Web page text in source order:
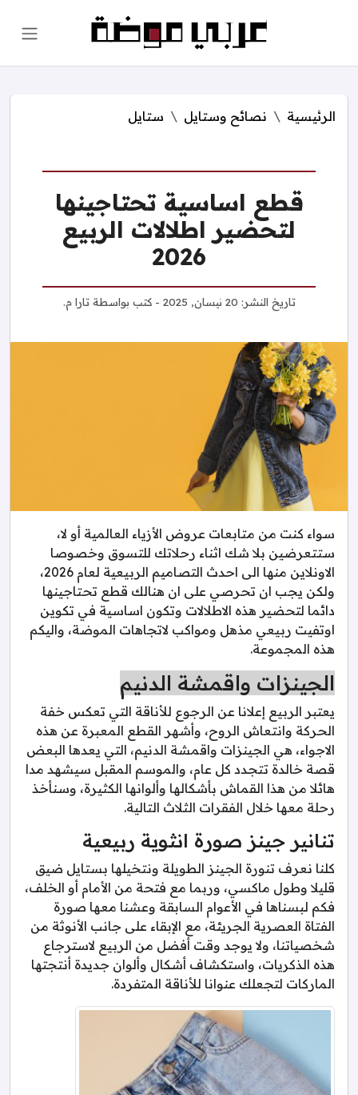
الرئيسية نصائح وستايل ستايل
قطع اساسية تحتاجينها
لتحضير اطلالات الربيع
2026
تاريخ النشر: 20 نيسان, 2025 - كتب بواسطةتارا م.
سواء كنت من متابعات عروض الأزياء العالمية أو لا،
ستتعرضين بلا شك اثناء رحلاتك للتسوق وخصوصا
الاونلاين منها الى احدث التصاميم الربيعية لعام 2026،
ولكن يجب ان تحرصي على ان هنالك قطع تحتاجينها
دائما لتحضير هذه الاطلالات وتكون اساسية في تكوين
اوتفيت ربيعي مذهل ومواكب لاتجاهات الموضة، واليكم
هذه المجموعة.
الجينزات واقمشة الدنيم
يعتبر الربيع إعلانا عن الرجوع للأناقة التي تعكس خفة
الحركة وانتعاش الروح، وأشهر القطع المعبرة عن هذه
الاجواء، هي الجينزات واقمشة الدنيم، التي يعدها البعض
قصة خالدة تتجدد كل عام، والموسم المقبل سيشهد مدا
هائلا من هذا القماش بأشكالها وألوانها الكثيرة، وسنأخذ
رحلة معها خلال الفقرات الثلاث التالية.
تنانير جينز صورة انثوية ربيعية
كلنا نعرف تنورة الجينز الطويلة ونتخيلها بستايل ضيق
قليلا وطول ماكسي، وربما مع فتحة من الأمام أو الخلف،
فكم لبسناها في الأعوام السابقة وعشنا معها صورة
الفتاة العصرية الجريئة، مع الإبقاء على جانب الأنوثة من
شخصياتنا، ولا يوجد وقت أفضل من الربيع لاسترجاع
هذه الذكريات، واستكشاف أشكال وألوان جديدة أنتجتها
الماركات لتجعلك عنوانا للأناقة المتفردة.